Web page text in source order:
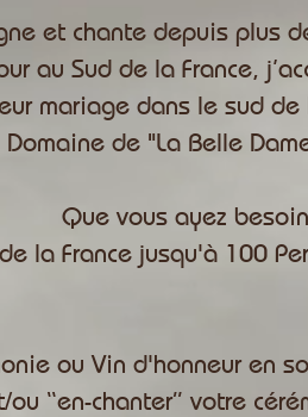
et chante depuis plus
au Sud de la France,
mariage dans le sud
de "La Belle
Que vous ayez
la France jusqu'à 100
ou Vin d'honneur en
“en-chanter” votre